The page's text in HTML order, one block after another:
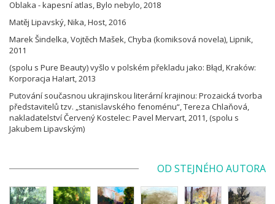
Oblaka - kapesní atlas, Bylo nebylo, 2018
Matěj Lipavský, Nika, Host, 2016
Marek Šindelka, Vojtěch Mašek, Chyba (komiksová novela), Lipnik,
2011
(spolu s Pure Beauty) vyšlo v polském překladu jako: Błąd, Kraków:
Korporacja Ha!art, 2013
Putování současnou ukrajinskou literární krajinou: Prozaická tvorba
představitelů tzv. „stanislavského fenoménu“, Tereza Chlaňová,
nakladatelství Červený Kostelec: Pavel Mervart, 2011, (spolu s
Jakubem Lipavským)
OD STEJNÉHO AUTORA